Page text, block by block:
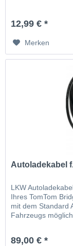
12,99 € *
Merken
Autoladekabel
LKW
Ihres TomTom
mit dem Standard
Fahrzeugs
89,00 € *